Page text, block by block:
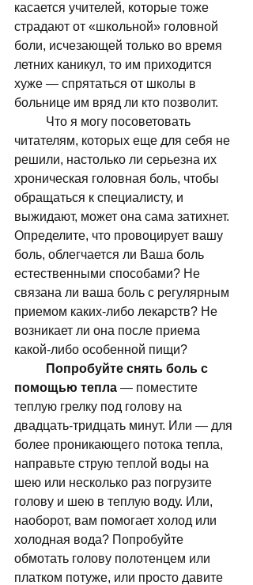
касается учителей, которые тоже
страдают от «школьной» головной
боли, исчезающей только во время
летних каникул, то им приходится
хуже — спрятаться от школы в
больнице им вряд ли кто позволит.
читателям, которых еще для себя не
решили, настолько ли серьезна их
хроническая головная боль, чтобы
обращаться к специалисту, и
выжидают, может она сама затихнет.
Определите, что провоцирует вашу
боль, облегчается ли Ваша боль
естественными способами? Не
связана ли ваша боль с регулярным
приемом каких-либо лекарств? Не
возникает ли она после приема
какой-либо особенной пищи?
Попробуйте снять боль с
помощью тепла — поместите
теплую грелку под голову на
двадцать-тридцать минут. Или — для
более проникающего потока тепла,
направьте струю теплой воды на
шею или несколько раз погрузите
голову и шею в теплую воду. Или,
наоборот, вам помогает холод или
холодная вода? Попробуйте
обмотать голову полотенцем или
платком потуже, или просто давите